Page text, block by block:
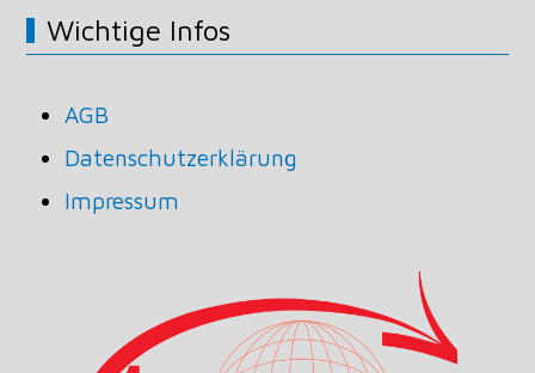
Wichtige Infos
AGB
Datenschutzerklärung
Impressum